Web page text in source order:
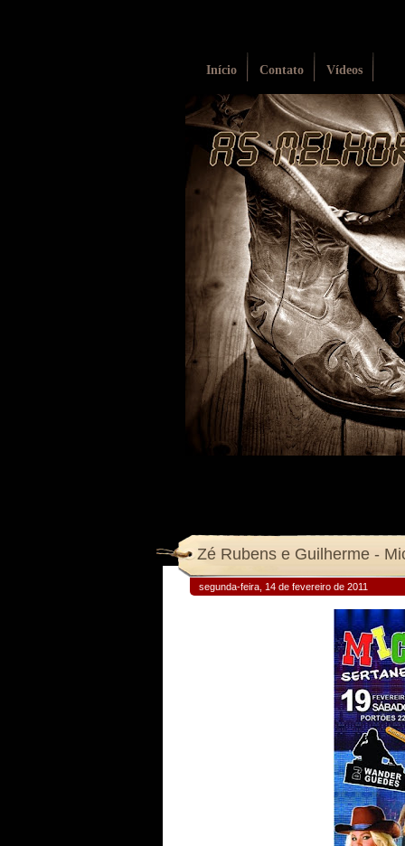
Início Contato Vídeos
Zé
segunda-feira, 14 de fevereiro de 2011